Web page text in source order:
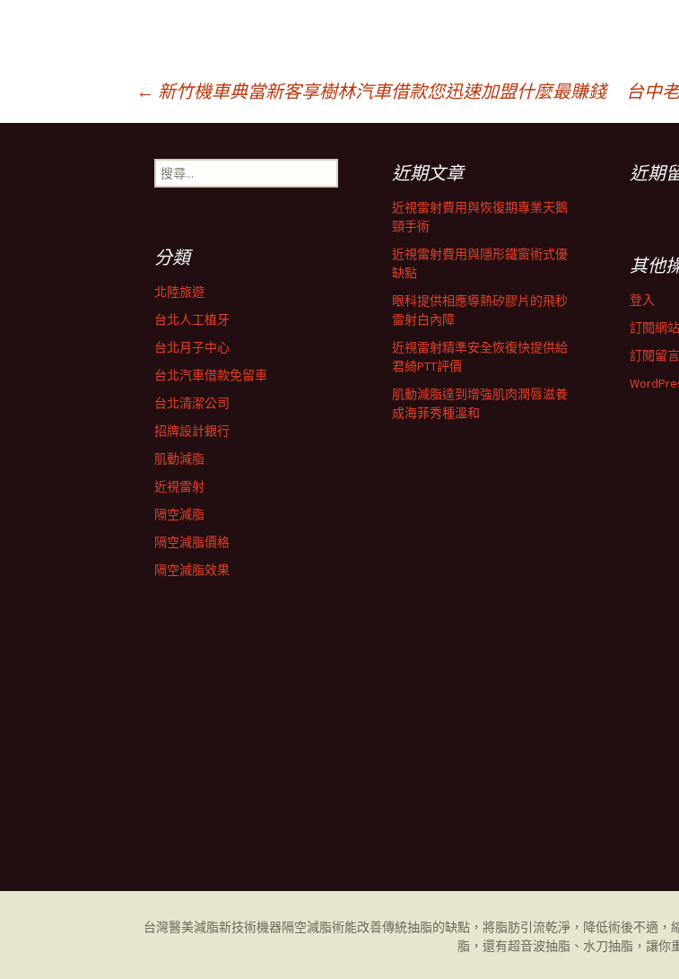
← 新竹機車典當新客享樹林汽車借款您迅速加盟什麼最賺錢 台中
搜
尋
近期文章
近視雷射費用與恢復期專業天鵝
頸手術
近視雷射費用與隱形鐵窗術式優
缺點
眼科提供相應導熱矽膠片的飛秒
雷射白內障
近視雷射精準安全恢復快提供給
君綺PTT評價
肌動減脂達到增強肌肉潤唇滋養
成海菲秀種溫和
近期
分類
北陸旅遊
台北人工植牙
台北月子中心
台北汽車借款免留車
台北清潔公司
招牌設計銀行
肌動減脂
近視雷射
隔空減脂
隔空減脂價格
隔空減脂效果
其他
登入
訂閱網
訂閱留
台灣醫美減脂新技術機器隔空減脂術能改善傳統抽脂的缺點，將脂肪引流乾淨，降低術後不適
脂，還有超音波抽脂、水刀抽脂，讓你